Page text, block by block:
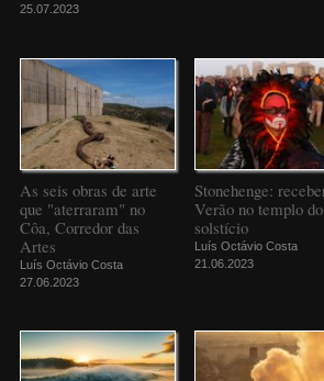
25.07.2023
As seis obras de arte
que "aterraram" no
Côa, Corredor das
Artes
Luís Octávio Costa
27.06.2023
Stonehenge:
Verão no templo do
solstício
Luís Octávio Costa
21.06.2023